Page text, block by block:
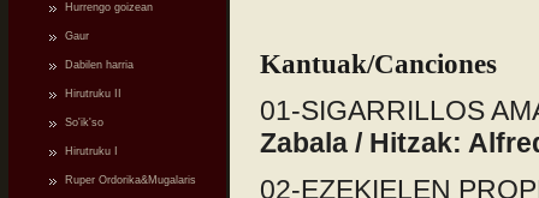
Hurrengo goizean
Gaur
Dabilen harria
Hirutruku II
So'ik'so
Hirutruku I
Ruper Ordorika&Mugalaris
Kantuak/Canciones
01-SIGARRILLOS
Zabala / Hitzak:
02-EZEKIELEN